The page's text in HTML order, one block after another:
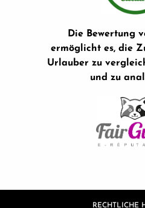
Die Bewertung
ermöglicht es, die
Urlauber zu
und zu
RECHTLICHE